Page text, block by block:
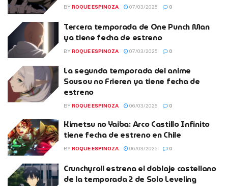
BY ROQUE ESPINOZA 07/03/2025 0
Tercera temporada de One Punch Man
ya tiene fecha de estreno
BY ROQUE ESPINOZA 07/03/2025 0
La segunda temporada del anime
Sousou no Frieren ya tiene fecha de
estreno
BY ROQUE ESPINOZA 06/03/2025 0
Kimetsu no Yaiba: Arco Castillo Infinito
tiene fecha de estreno en Chile
BY ROQUE ESPINOZA 06/03/2025 0
Crunchyroll estrena el doblaje castellano
de la temporada 2 de Solo Leveling